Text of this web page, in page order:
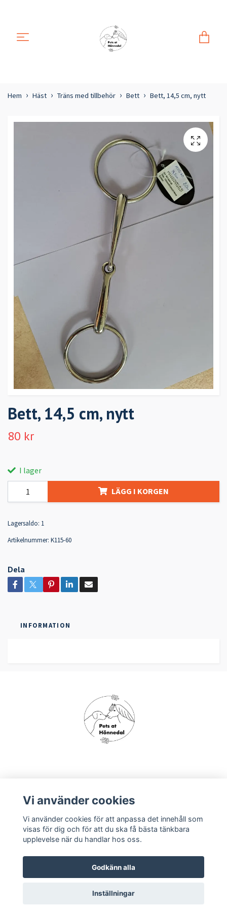
Hem Häst Träns med tillbehör Bett Bett, 14,5 cm, nytt
Bett, 14,5 cm, nytt
80 kr
I lager
LÄGG I KORGEN
Lagersaldo: 1
Artikelnummer: K115-60
Dela
INFORMATION
Köpvillkor
Vi använder cookies
Vi använder cookies för att anpassa det innehåll som
visas för dig och för att du ska få bästa tänkbara
upplevelse när du handlar hos oss.
Godkänn alla
Inställningar